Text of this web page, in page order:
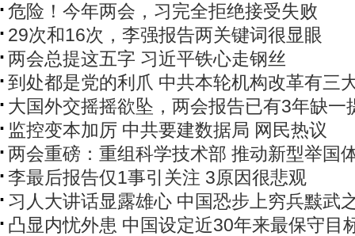
危险！今年两会，习完全拒绝接受失败
29次和16次，李强报告两关键词很显眼
两会总提这五字 习近平铁心走钢丝
到处都是党的利爪 中共本轮机构改革有三
大国外交摇摇欲坠，两会报告已有3年缺一
监控变本加厉 中共要建数据局 网民热议
两会重磅：重组科学技术部 推动新型举国
李最后报告仅1事引关注 3原因很悲观
习人大讲话显露雄心 中国恐步上穷兵黩武
凸显内忧外患 中国设定近30年来最保守目